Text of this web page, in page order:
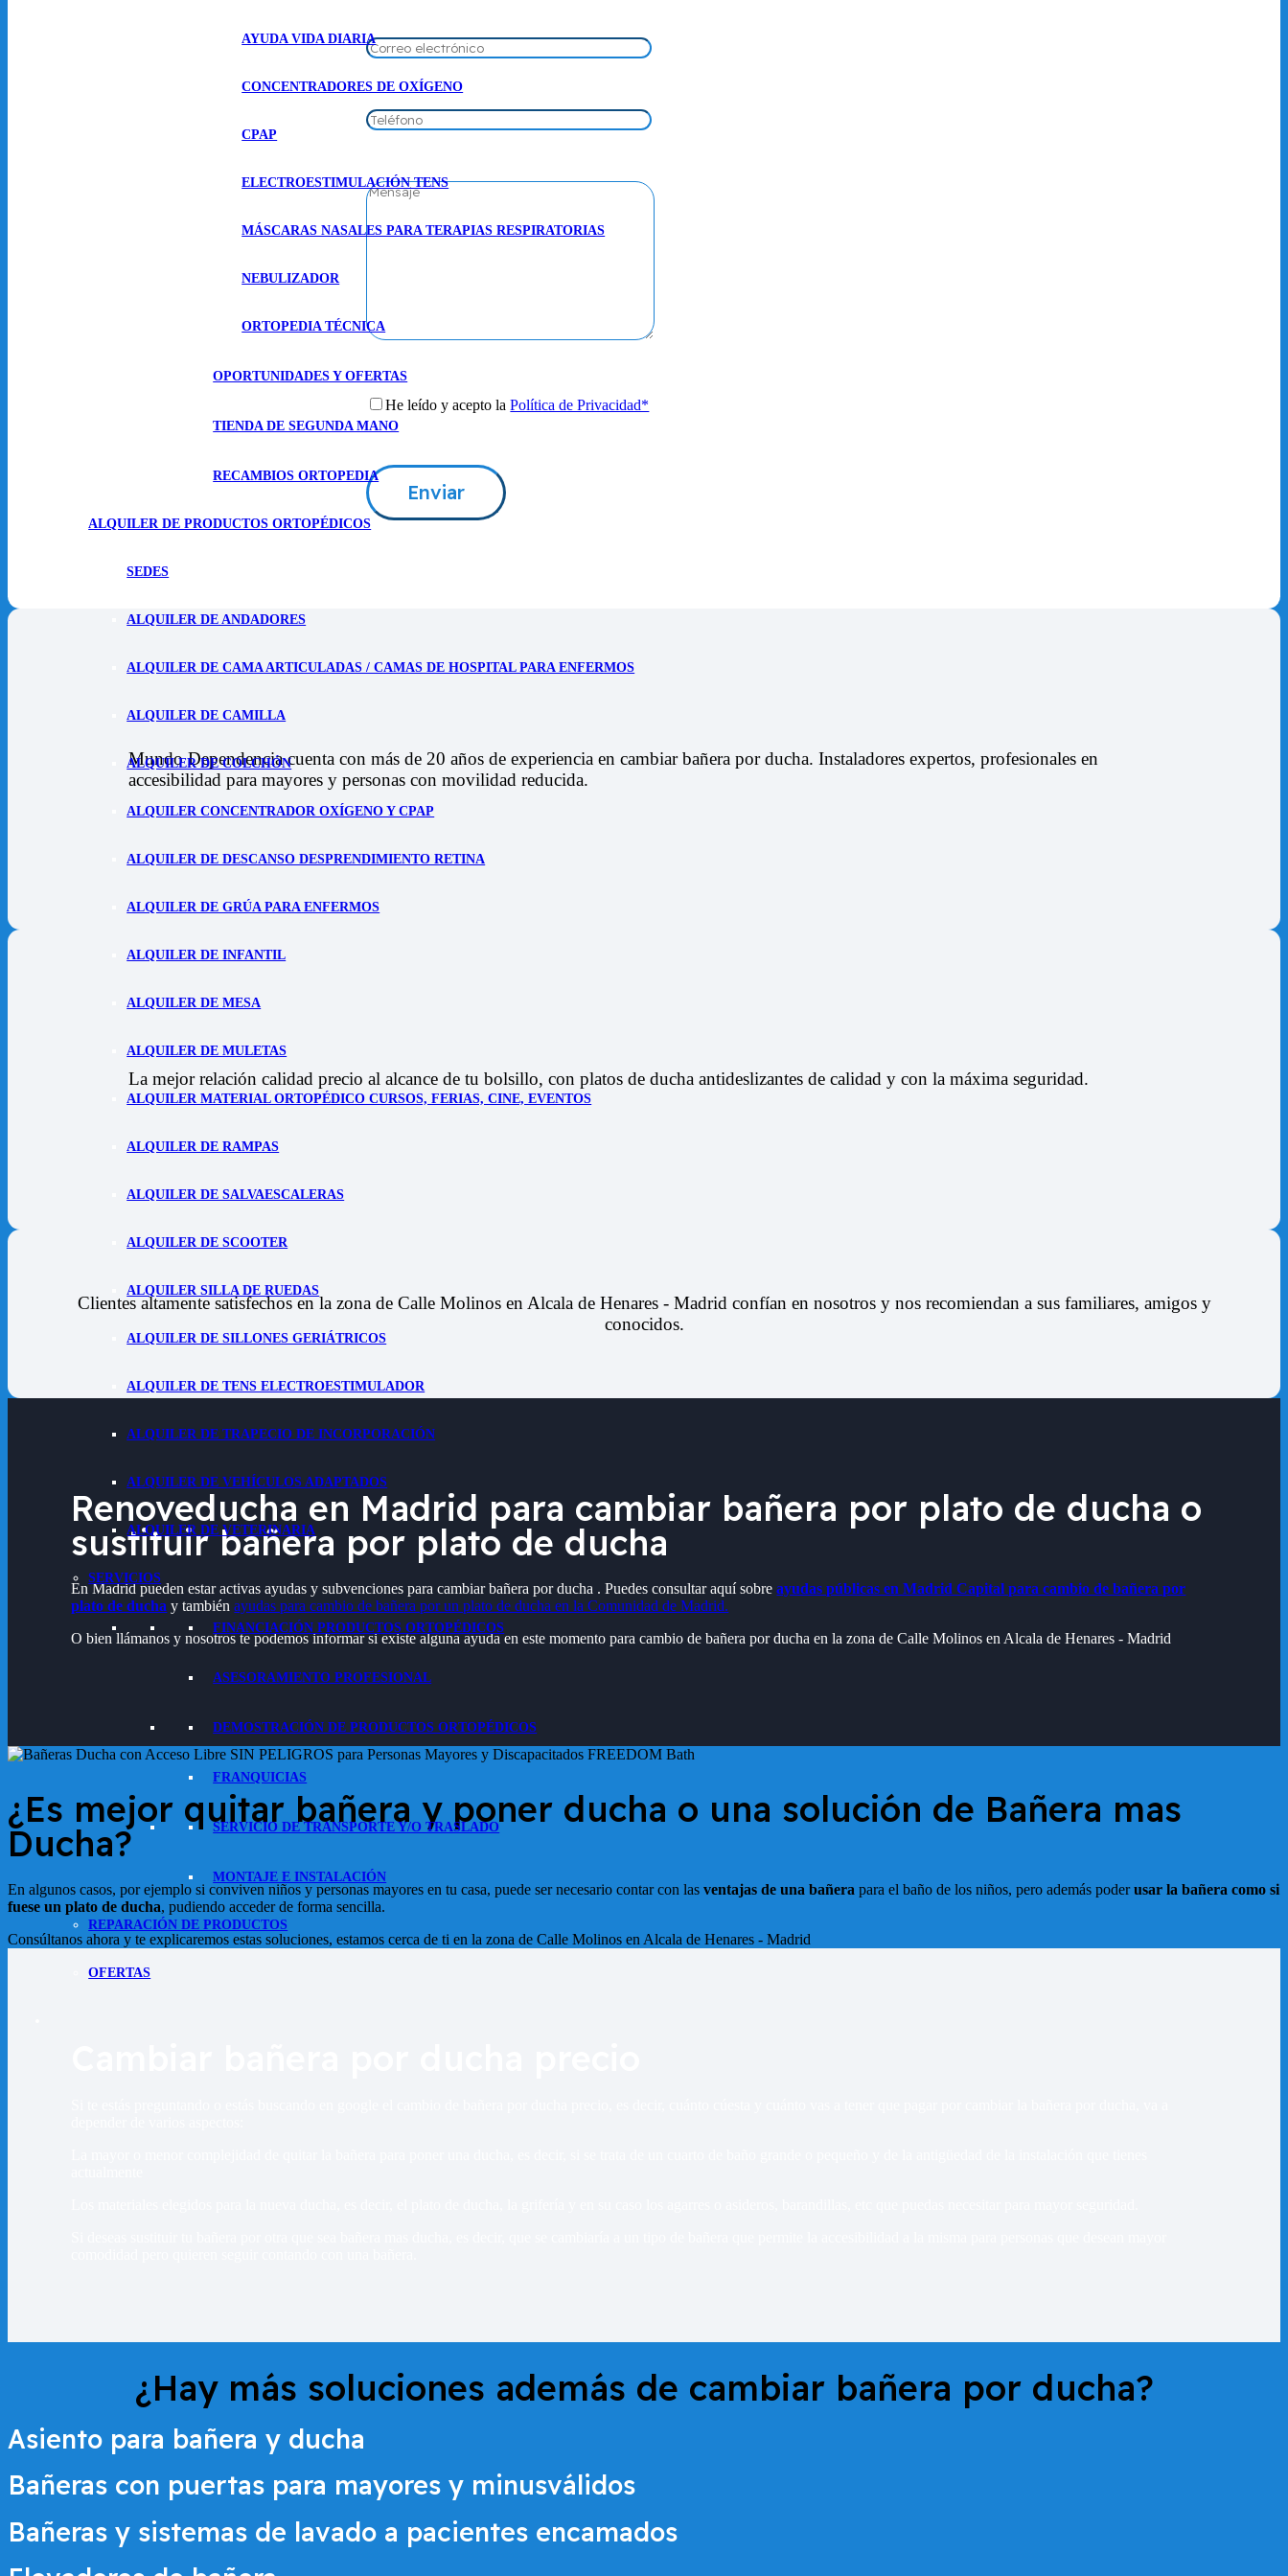
AYUDA VIDA DIARIA
CONCENTRADORES DE OXÍGENO
CPAP
ELECTROESTIMULACIÓN TENS
MÁSCARAS NASALES PARA TERAPIAS RESPIRATORIAS
NEBULIZADOR
ORTOPEDIA TÉCNICA
OPORTUNIDADES Y OFERTAS
TIENDA DE SEGUNDA MANO
RECAMBIOS ORTOPEDIA
ALQUILER DE PRODUCTOS ORTOPÉDICOS
SEDES
ALQUILER DE ANDADORES
ALQUILER DE CAMA ARTICULADAS / CAMAS DE HOSPITAL PARA ENFERMOS
ALQUILER DE CAMILLA
ALQUILER DE COLCHÓN
ALQUILER CONCENTRADOR OXÍGENO Y CPAP
ALQUILER DE DESCANSO DESPRENDIMIENTO RETINA
ALQUILER DE GRÚA PARA ENFERMOS
ALQUILER DE INFANTIL
ALQUILER DE MESA
ALQUILER DE MULETAS
ALQUILER MATERIAL ORTOPÉDICO CURSOS, FERIAS, CINE, EVENTOS
ALQUILER DE RAMPAS
ALQUILER DE SALVAESCALERAS
ALQUILER DE SCOOTER
ALQUILER SILLA DE RUEDAS
ALQUILER DE SILLONES GERIÁTRICOS
ALQUILER DE TENS ELECTROESTIMULADOR
ALQUILER DE TRAPECIO DE INCORPORACIÓN
ALQUILER DE VEHÍCULOS ADAPTADOS
ALQUILER DE VETERINARIA
SERVICIOS
FINANCIACIÓN PRODUCTOS ORTOPÉDICOS
ASESORAMIENTO PROFESIONAL
DEMOSTRACIÓN DE PRODUCTOS ORTOPÉDICOS
FRANQUICIAS
SERVICIO DE TRANSPORTE Y/O TRASLADO
MONTAJE E INSTALACIÓN
REPARACIÓN DE PRODUCTOS
OFERTAS
He leído y acepto laPolítica de Privacidad*
Mundo Dependencia cuenta con más de 20 años de experiencia en cambiar bañera por ducha. Instaladores expertos, profesionales en
accesibilidad para mayores y personas con movilidad reducida.
La mejor relación calidad precio al alcance de tu bolsillo, con platos de ducha antideslizantes de calidad y con la máxima seguridad.
Clientes altamente satisfechos en la zona de Calle Molinos en Alcala de Henares - Madrid confían en nosotros y nos recomiendan a sus familiares, amigos y
conocidos.
Renoveducha en Madrid para cambiar bañera por plato de ducha o
sustituir bañera por plato de ducha
En Madrid pueden estar activas ayudas y subvenciones para cambiar bañera por ducha . Puedes consultar aquí sobreayudas públicas en Madrid Capital para cambio de bañera por
plato de ducha y tambiénayudas para cambio de bañera por un plato de ducha en la Comunidad de Madrid.
O bien llámanos y nosotros te podemos informar si existe alguna ayuda en este momento para cambio de bañera por ducha en la zona deCalle Molinos en Alcala de Henares - Madrid
¿Es mejor quitar bañera y poner ducha o una solución de Bañera mas
Ducha?
En algunos casos, por ejemplo si conviven niños y personas mayores en tu casa, puede ser necesario contar con las ventajas de una bañera para el baño de los niños, pero además poderusar la bañera como si
fuese un plato de ducha, pudiendo acceder de forma sencilla.
Consúltanos ahora y te explicaremos estas soluciones, estamos cerca de ti en la zona de Calle Molinos en Alcala de Henares - Madrid
¿Hay más soluciones además de cambiar bañera por ducha?
Asiento para bañera y ducha
Bañeras con puertas para mayores y minusválidos
Bañeras y sistemas de lavado a pacientes encamados